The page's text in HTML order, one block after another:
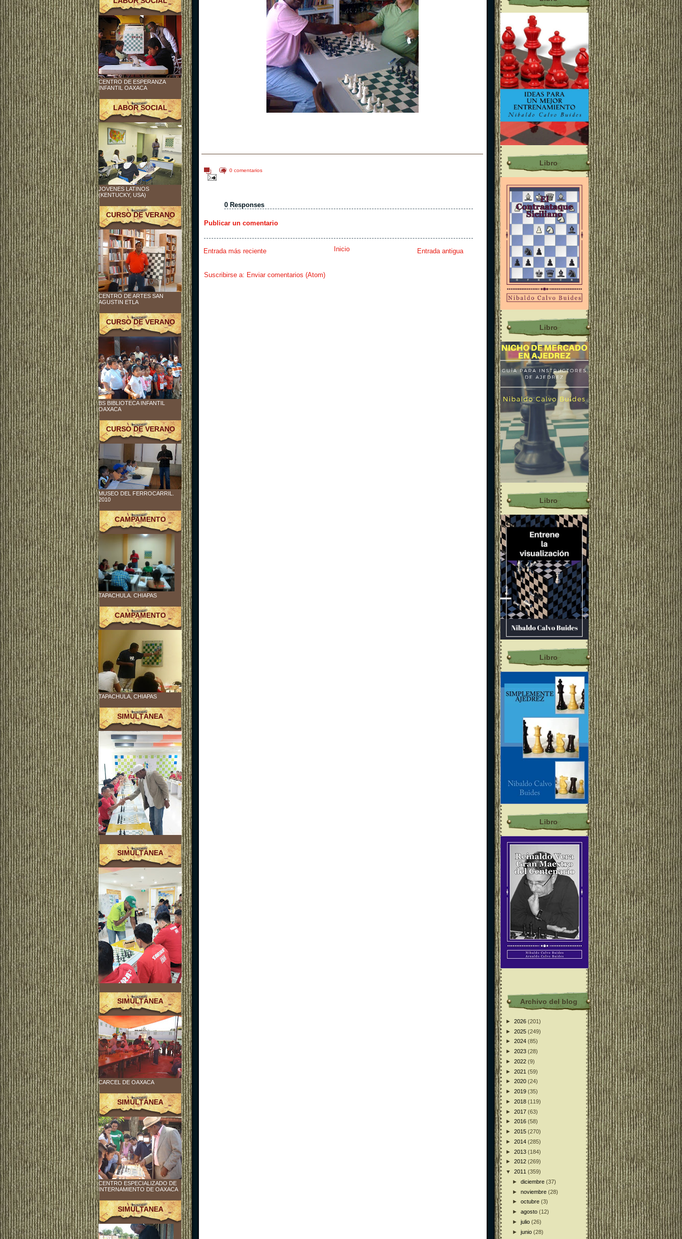
0 comentarios
0 Responses
Publicar un comentario
Entrada más reciente Entrada antigua
Inicio
Suscribirse a: Enviar comentarios (Atom)
CENTRO DE ESPERANZA
INFANTIL OAXACA
LABOR SOCIAL
JOVENES LATINOS
(KENTUCKY, USA)
CURSO DE VERANO
CENTRO DE ARTES SAN
AGUSTIN ETLA
CURSO DE VERANO
BS BIBLIOTECA INFANTIL
OAXACA
CURSO DE VERANO
MUSEO DEL FERROCARRIL.
2010
CAMPAMENTO
TAPACHULA. CHIAPAS
CAMPAMENTO
TAPACHULA, CHIAPAS
SIMULTÁNEA
SIMULTÁNEA
SIMULTÁNEA
CARCEL DE OAXACA
SIMULTÁNEA
CENTRO ESPECIALIZADO DE
INTERNAMIENTO DE OAXACA
SIMULTANEA
Libro
Libro
Libro
Libro
Libro
Archivo del blog
► 2026 (201)
► 2025 (249)
► 2024 (85)
► 2023 (28)
► 2022 (9)
► 2021 (59)
► 2020 (24)
► 2019 (35)
► 2018 (119)
► 2017 (63)
► 2016 (58)
► 2015 (270)
► 2014 (285)
► 2013 (184)
► 2012 (269)
▼ 2011 (359)
►diciembre(37)
►noviembre(28)
►octubre(3)
►agosto(12)
►julio(26)
►junio(28)